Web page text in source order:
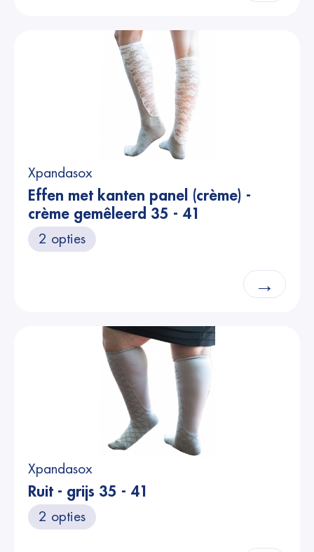
Xpandasox
Effen met kanten panel (crème) -
crème gemêleerd 35 - 41
2 opties
→
Xpandasox
Ruit - grijs 35 - 41
2 opties